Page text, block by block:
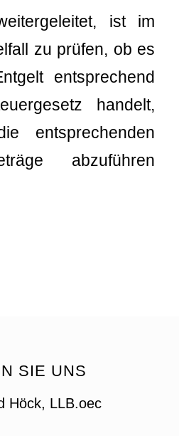
ist im
zu prüfen, ob es
entsprechend
handelt,
entsprechenden
abzuführen
SIE UNS
Höck, LLB.oec